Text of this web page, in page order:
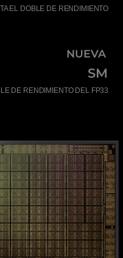
EL DOBLE DE RENDIMIENTO
NUEVA
SM
DE RENDIMIENTO DEL FP33